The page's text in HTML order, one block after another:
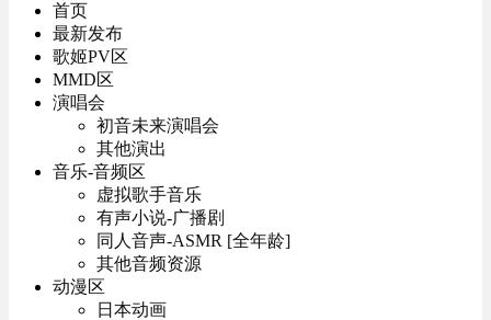
首页
最新发布
歌姬PV区
MMD区
演唱会
初音未来演唱会
其他演出
音乐-音频区
虚拟歌手音乐
有声小说-广播剧
同人音声-ASMR [全年龄]
其他音频资源
动漫区
日本动画